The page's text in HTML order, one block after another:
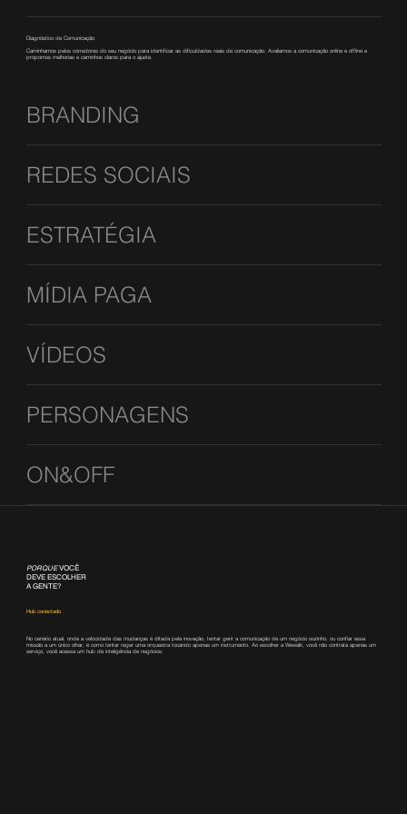
Diagnóstico de Comunicação
Caminhamos pelos corredores do seu negócio para identificar as dificuldades reais de comunicação. Avaliamos a comunicação online e offline e
propomos melhorias e caminhos claros para o ajuste.
BRANDING
REDES SOCIAIS
ESTRATÉGIA
MÍDIA PAGA
VÍDEOS
PERSONAGENS
ON&OFF
PORQUEVOCÊ
DEVE ESCOLHER
A GENTE?
Hub conectado
No cenário atual, onde a velocidade das mudanças é ditada pela inovação, tentar gerir a comunicação de um negócio sozinho, ou confiar essa
missão a um único olhar, é como tentar reger uma orquestra tocando apenas um instrumento. Ao escolher a Wewalk, você não contrata apenas um
serviço, você acessa um hub de inteligência de negócios.